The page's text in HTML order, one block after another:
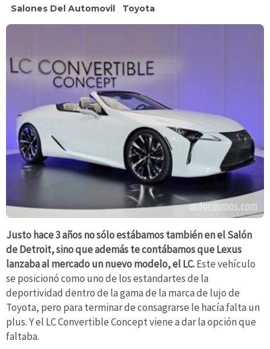
Salones Del Automovil
Toyota
Justo hace 3 años no sólo estábamos también en el Salón
de Detroit, sino que además te contábamos que Lexus
lanzaba al mercado un nuevo modelo, el LC.Este vehículo
se posicionó como uno de los estandartes de la
deportividad dentro de la gama de la marca de lujo de
Toyota, pero para terminar de consagrarse le hacía falta un
plus. Y el LC Convertible Concept viene a dar la opción que
faltaba.